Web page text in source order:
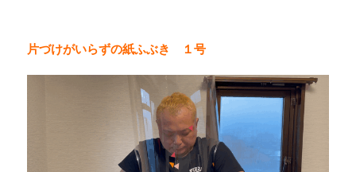
片づけがいらずの紙ふぶき １号